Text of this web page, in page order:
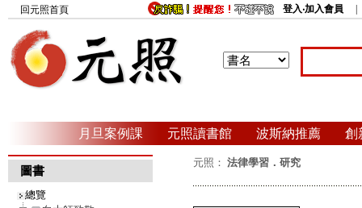
回元照首頁 登入‧加入會員
月旦案例課 元照讀書館 波斯納推薦 創
圖書
總覽
元照： 法律學習．研究